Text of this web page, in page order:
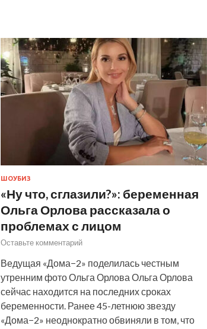
ШОУБИЗ
«Ну что, сглазили?»: беременная
Ольга Орлова рассказала о
проблемах с лицом
Оставьте комментарий
Ведущая «Дома−2» поделилась честным
утренним фото Ольга Орлова Ольга Орлова
сейчас находится на последних сроках
беременности. Ранее 45-летнюю звезду
«Дома−2» неоднократно обвиняли в том, что